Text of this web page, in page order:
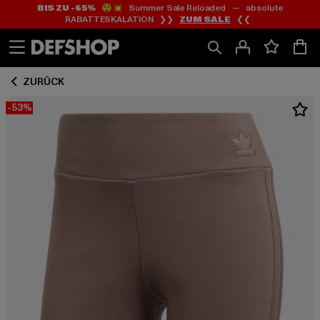
Zum
Inhalt
springen
Zum
Fußzeile
springen
BIS ZU -65%😲💥 Summer Sale Reloaded — absolute
RABATTESKALATION ❯❯ ZUM SALE ❮❮
ZURÜCK
-53%